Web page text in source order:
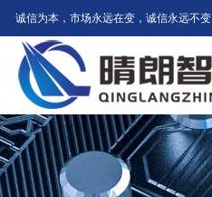
诚信为本，市场永远在变，诚信永远不变